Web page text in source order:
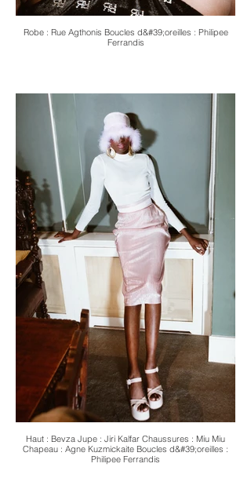
Robe : Rue Agthonis Boucles d&#39;oreilles : Philipee
Ferrandis
Haut : Bevza Jupe : Jiri Kalfar Chaussures : Miu Miu
Chapeau : Agne Kuzmickaite Boucles d&#39;oreilles :
Philipee Ferrandis